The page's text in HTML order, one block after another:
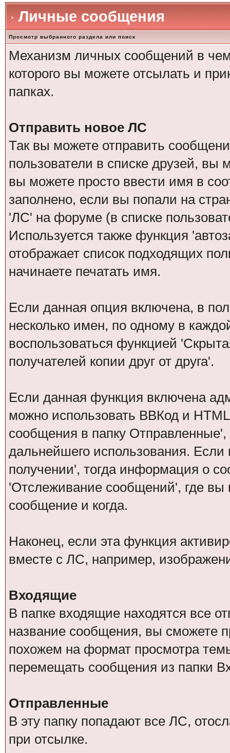
Личные сообщения
Просмотр выбранного раздела или поиск
Механизм личных сообщений в
которого вы можете отсылать и
папках.
Отправить новое ЛС
Так вы можете отправить
пользователи в списке друзей, вы
вы можете просто ввести имя в
заполнено, если вы попали на
'ЛС' на форуме (в списке
Используется также функция
отображает список подходящих
начинаете печатать имя.
Если данная опция включена, в
несколько имен, по одному в
воспользоваться функцией
получателей копии друг от друга'.
Если данная функция включена
можно использовать ВВКод и
сообщения в папку
дальнейшего использования.
получении', тогда информация о
'Отслеживание сообщений', где
сообщение и когда.
Наконец, если эта функция
вместе с ЛС, например,
Входящие
В папке входящие находятся все
название сообщения, вы сможете
похожем на формат просмотра
перемещать сообщения из папки
Отправленные
В эту папку попадают все ЛС,
при отсылке.